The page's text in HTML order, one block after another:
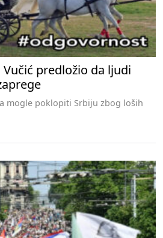
Vučić predložio da ljudi
mogle poklopiti Srbiju zbog loših